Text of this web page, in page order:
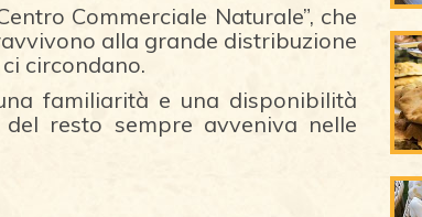
Commerciale Naturale”, che
alla grande distribuzione
circondano.
familiarità e una disponibilità
resto sempre avveniva nelle